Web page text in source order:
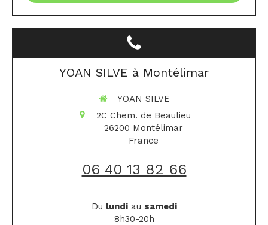
YOAN SILVE à Montélimar
YOAN SILVE
2C Chem. de Beaulieu
26200 Montélimar
France
06 40 13 82 66
Du lundiau samedi
8h30-20h